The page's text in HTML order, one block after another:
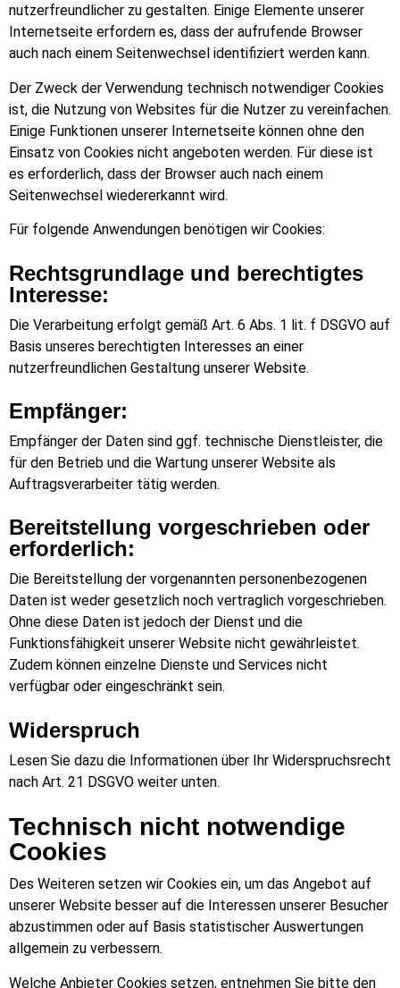
nutzerfreundlicher zu gestalten. Einige Elemente unserer
Internetseite erfordern es, dass der aufrufende Browser
auch nach einem Seitenwechsel identifiziert werden kann.
Der Zweck der Verwendung technisch notwendiger Cookies
ist, die Nutzung von Websites für die Nutzer zu vereinfachen.
Einige Funktionen unserer Internetseite können ohne den
Einsatz von Cookies nicht angeboten werden. Für diese ist
es erforderlich, dass der Browser auch nach einem
Seitenwechsel wiedererkannt wird.
Für folgende Anwendungen benötigen wir Cookies:
Rechtsgrundlage und berechtigtes
Interesse:
Die Verarbeitung erfolgt gemäß Art. 6 Abs. 1 lit. f DSGVO auf
Basis unseres berechtigten Interesses an einer
nutzerfreundlichen Gestaltung unserer Website.
Empfänger:
Empfänger der Daten sind ggf. technische Dienstleister, die
für den Betrieb und die Wartung unserer Website als
Auftragsverarbeiter tätig werden.
Bereitstellung vorgeschrieben oder
erforderlich:
Die Bereitstellung der vorgenannten personenbezogenen
Daten ist weder gesetzlich noch vertraglich vorgeschrieben.
Ohne diese Daten ist jedoch der Dienst und die
Funktionsfähigkeit unserer Website nicht gewährleistet.
Zudem können einzelne Dienste und Services nicht
verfügbar oder eingeschränkt sein.
Widerspruch
Lesen Sie dazu die Informationen über Ihr Widerspruchsrecht
nach Art. 21 DSGVO weiter unten.
Technisch nicht notwendige
Cookies
Des Weiteren setzen wir Cookies ein, um das Angebot auf
unserer Website besser auf die Interessen unserer Besucher
abzustimmen oder auf Basis statistischer Auswertungen
allgemein zu verbessern.
Welche Anbieter Cookies setzen, entnehmen Sie bitte den